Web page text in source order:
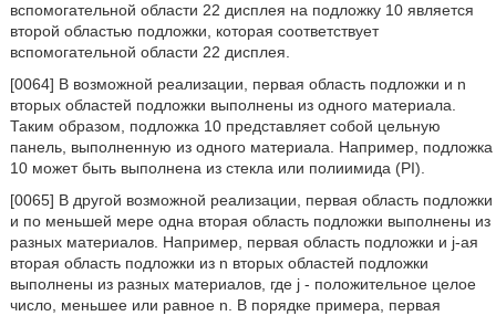
вспомогательной области 22 дисплея на подложку 10 является
второй областью подложки, которая соответствует
вспомогательной области 22 дисплея.
[0064] В возможной реализации, первая область подложки и n
вторых областей подложки выполнены из одного материала.
Таким образом, подложка 10 представляет собой цельную
панель, выполненную из одного материала. Например, подложка
10 может быть выполнена из стекла или полиимида (PI).
[0065] В другой возможной реализации, первая область подложки
и по меньшей мере одна вторая область подложки выполнены из
разных материалов. Например, первая область подложки и j-ая
вторая область подложки из n вторых областей подложки
выполнены из разных материалов, где j - положительное целое
число, меньшее или равное n. В порядке примера, первая